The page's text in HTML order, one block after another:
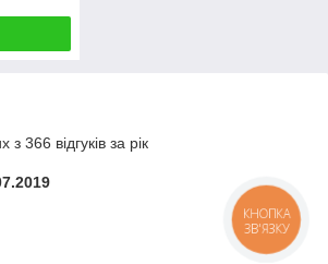
366 відгуків за рік
КНОПКА
ЗВ'ЯЗКУ